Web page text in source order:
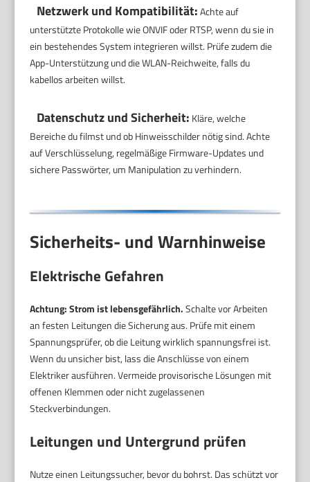
Netzwerk und Kompatibilität:Achte auf
unterstützte Protokolle wie ONVIF oder RTSP, wenn du sie in
ein bestehendes System integrieren willst. Prüfe zudem die
App-Unterstützung und die WLAN-Reichweite, falls du
kabellos arbeiten willst.
Datenschutz und Sicherheit: Kläre, welche
Bereiche du filmst und ob Hinweisschilder nötig sind. Achte
auf Verschlüsselung, regelmäßige Firmware-Updates und
sichere Passwörter, um Manipulation zu verhindern.
Sicherheits- und Warnhinweise
Elektrische Gefahren
Achtung: Strom ist lebensgefährlich.Schalte vor Arbeiten
an festen Leitungen die Sicherung aus. Prüfe mit einem
Spannungsprüfer, ob die Leitung wirklich spannungsfrei ist.
Wenn du unsicher bist, lass die Anschlüsse von einem
Elektriker ausführen. Vermeide provisorische Lösungen mit
offenen Klemmen oder nicht zugelassenen
Steckverbindungen.
Leitungen und Untergrund prüfen
Nutze einen Leitungssucher, bevor du bohrst. Das schützt vor